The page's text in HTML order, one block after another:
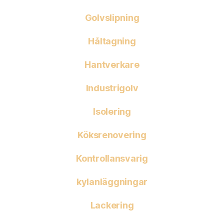
Golvslipning
Håltagning
Hantverkare
Industrigolv
Isolering
Köksrenovering
Kontrollansvarig
kylanläggningar
Lackering